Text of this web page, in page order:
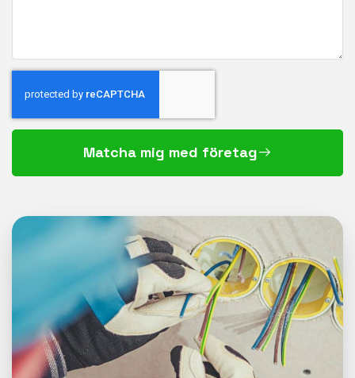
Matcha mig med företag